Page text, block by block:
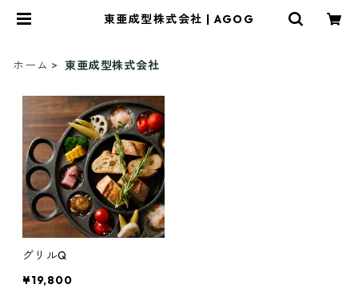
東亜成型株式会社 | AGOG
ホーム 東亜成型株式会社
グリルQ
¥19,800